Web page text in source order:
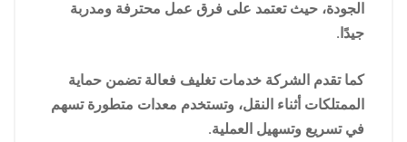
الجودة، حيث تعتمد على فرق عمل محترفة ومدربة
جيدًا.
كما تقدم الشركة خدمات تغليف فعالة تضمن حماية
الممتلكات أثناء النقل، وتستخدم معدات متطورة تسهم
في تسريع وتسهيل العملية.